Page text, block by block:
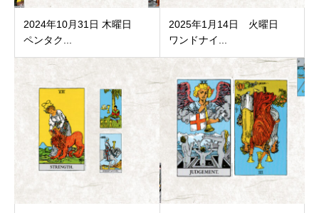
2024年10月31日 木曜日
ペンタク...
2025年1月14日 火曜日
ワンドナイ...